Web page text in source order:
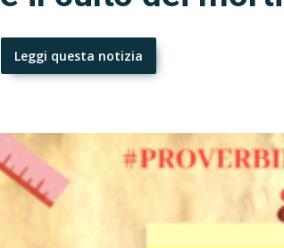
Leggi questa notizia